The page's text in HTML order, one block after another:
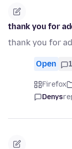
thank you for
thank you for
Open 1
Firefox
Denys